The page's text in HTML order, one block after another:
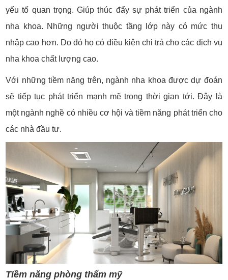
yếu tố quan trọng. Giúp thúc đẩy sự phát triển của ngành
nha khoa. Những người thuộc tầng lớp này có mức thu
nhập cao hơn. Do đó họ có điều kiện chi trả cho các dịch vụ
nha khoa chất lượng cao.
Với những tiềm năng trên, ngành nha khoa được dự đoán
sẽ tiếp tục phát triển mạnh mẽ trong thời gian tới. Đây là
một ngành nghề có nhiều cơ hội và tiềm năng phát triển cho
các nhà đầu tư.
Tiềm năng phòng thẩm mỹ